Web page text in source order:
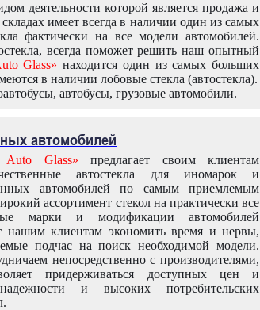
деятельности которой является продажа и
имеет всегда в наличии один из самых
фактически на все модели автомобилей.
всегда поможет решить наш опытный
Glass» находится один из самых больших
в наличии лобовые стекла (автостекла).
автобусы, грузовые автомобили.
автомобилей
Auto Glass» предлагает своим клиентам
автостекла для иномарок и
автомобилей по самым приемлемым
ассортимент стекол на практически все
марки и модификации автомобилей
нашим клиентам экономить время и нервы,
подчас на поиск необходимой модели.
непосредственно с производителями,
придерживаться доступных цен и
и высоких потребительских